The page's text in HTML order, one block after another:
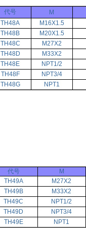
代号
M
TH48A
M16X1.5
TH48B
M20X1.5
TH48C
M27X2
TH48D
M33X2
TH48E
NPT1/2
TH48F
NPT3/4
TH48G
NPT1
代号
M
TH49A
M27X2
TH49B
M33X2
TH49C
NPT1/2
TH49D
NPT3/4
TH49E
NPT1